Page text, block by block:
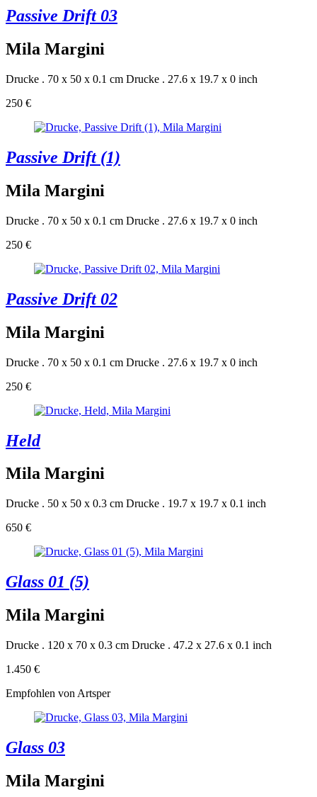
Passive Drift 03
Mila Margini
Drucke . 70 x 50 x 0.1 cm Drucke . 27.6 x 19.7 x 0 inch
250 €
Passive Drift (1)
Mila Margini
Drucke . 70 x 50 x 0.1 cm Drucke . 27.6 x 19.7 x 0 inch
250 €
Passive Drift 02
Mila Margini
Drucke . 70 x 50 x 0.1 cm Drucke . 27.6 x 19.7 x 0 inch
250 €
Held
Mila Margini
Drucke . 50 x 50 x 0.3 cm Drucke . 19.7 x 19.7 x 0.1 inch
650 €
Glass 01 (5)
Mila Margini
Drucke . 120 x 70 x 0.3 cm Drucke . 47.2 x 27.6 x 0.1 inch
1.450 €
Empfohlen von Artsper
Glass 03
Mila Margini